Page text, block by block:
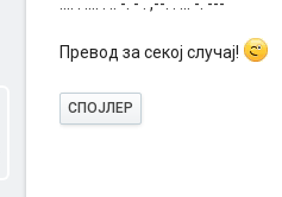
Превод за секој случај!
СПОЈЛЕР